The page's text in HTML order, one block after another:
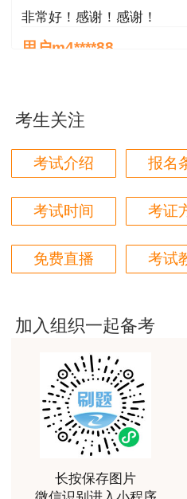
非常好！感谢！感谢！
用户m4****88
授课内容非常专业，还有人
用户hq****jp
对知识点精准把握，内容
相结合，备考更高效。
用户m1****18
利通过考试
用户da****ng
小强老师讲得很好！生动
用户m3****65
朋友介绍来的，特意选择
的非常清晰，容易理解。
用户m4****88
考生关注
考试介绍 报名
考试时间 考证
免费直播 考试
加入组织一起备考
长按保存图片